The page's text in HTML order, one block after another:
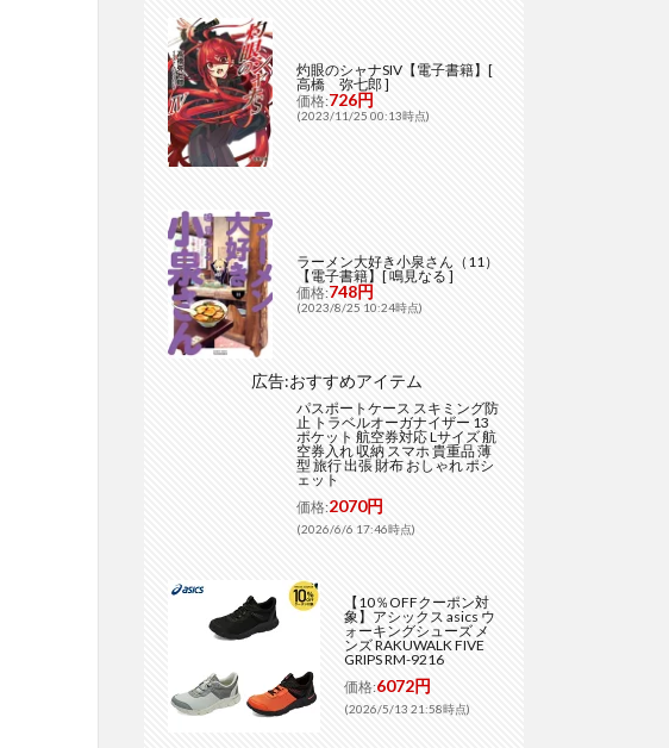
灼眼のシャナSIV【電子書籍】[
高橋 弥七郎 ]
価格:726円
(2023/11/25 00:13時点)
ラーメン大好き小泉さん（11）
【電子書籍】[ 鳴見なる ]
価格:748円
(2023/8/25 10:24時点)
広告:おすすめアイテム
パスポートケース スキミング防
止 トラベルオーガナイザー 13
ポケット 航空券対応 Lサイズ 航
空券入れ 収納 スマホ 貴重品 薄
型 旅行 出張 財布 おしゃれ ポシ
ェット
価格:2070円
(2026/6/6 17:46時点)
【10％OFFクーポン対
象】アシックス asics ウ
ォーキングシューズ メ
ンズ RAKUWALK FIVE
GRIPS RM-9216
価格:6072円
(2026/5/13 21:58時点)